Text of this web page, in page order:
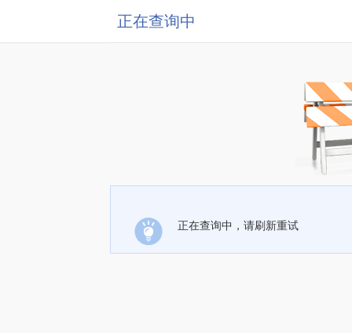
正在查询中
正在查询中，请刷新重试